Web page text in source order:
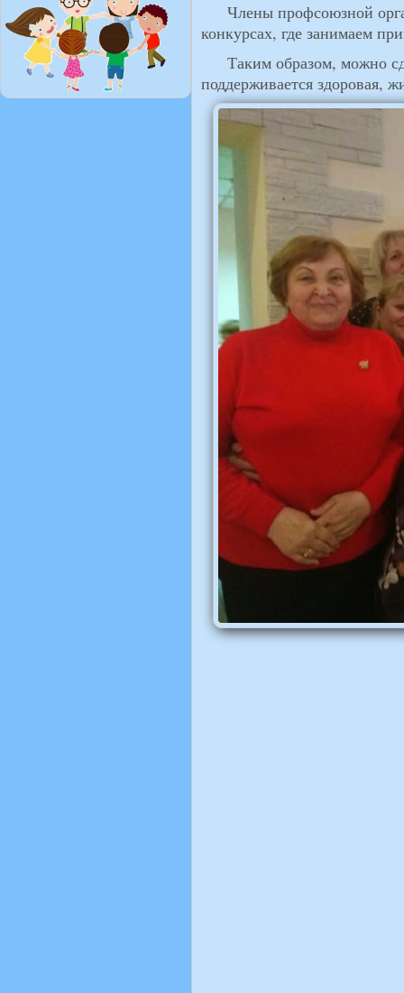
Члены профсоюзной
конкурсах, где занимаем
Таким образом, можно
поддерживается здоровая,